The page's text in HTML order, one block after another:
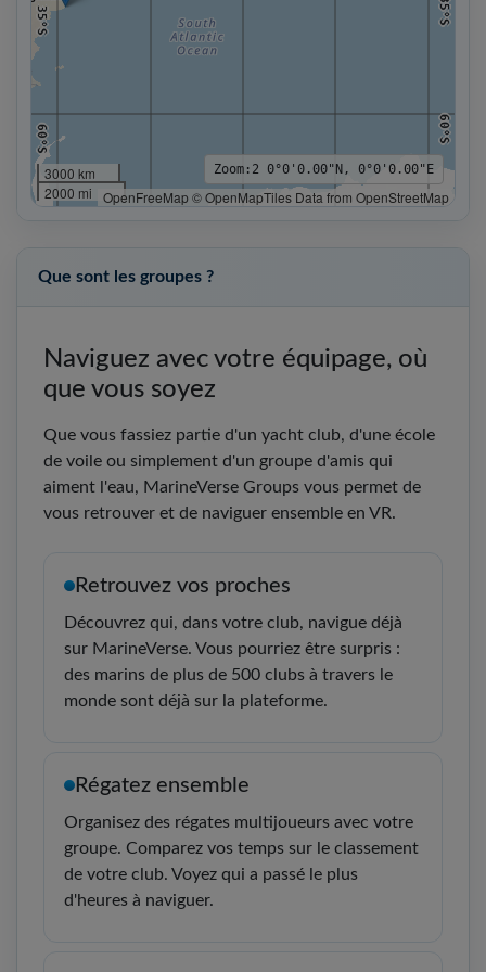
35°S 35°S
60°S 60°S
75°S
3000 km
2000 mi
OpenFreeMap © OpenMapTiles Data from OpenStreetMap
Zoom: 2 0°0'0.00"N, 0°0'0.00"E
Que sont les groupes ?
Naviguez avec votre équipage, où
que vous soyez
Que vous fassiez partie d'un yacht club, d'une école
de voile ou simplement d'un groupe d'amis qui
aiment l'eau, MarineVerse Groups vous permet de
vous retrouver et de naviguer ensemble en VR.
Retrouvez vos proches
Découvrez qui, dans votre club, navigue déjà
sur MarineVerse. Vous pourriez être surpris :
des marins de plus de 500 clubs à travers le
monde sont déjà sur la plateforme.
Régatez ensemble
Organisez des régates multijoueurs avec votre
groupe. Comparez vos temps sur le classement
de votre club. Voyez qui a passé le plus
d'heures à naviguer.